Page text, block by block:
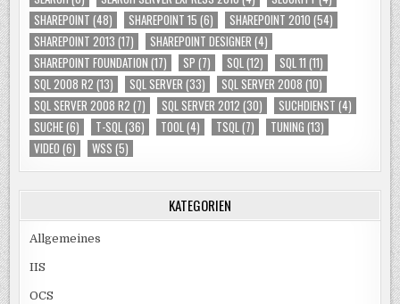
SHAREPOINT (48) SHAREPOINT 15 (6) SHAREPOINT 2010 (54)
SHAREPOINT 2013 (17) SHAREPOINT DESIGNER (4)
SHAREPOINT FOUNDATION (17) SP (7) SQL (12) SQL 11 (11)
SQL 2008 R2 (13) SQL SERVER (33) SQL SERVER 2008 (10)
SQL SERVER 2008 R2 (7) SQL SERVER 2012 (30) SUCHDIENST (4)
SUCHE(6) T-SQL (36) TOOL (4) TSQL (7) TUNING (13)
VIDEO (6) WSS (5)
KATEGORIEN
Allgemeines
IIS
OCS